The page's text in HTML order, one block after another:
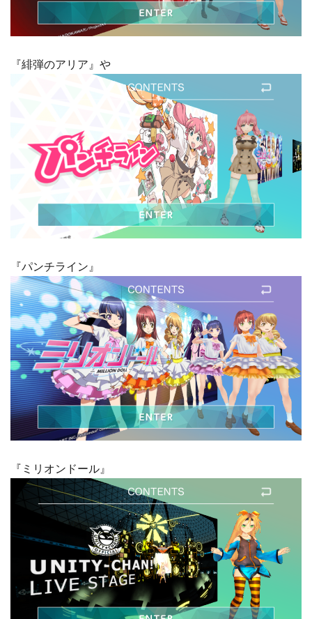
『緋弾のアリア』や
『パンチライン』
『ミリオンドール』